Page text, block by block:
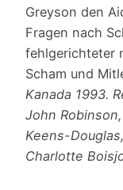
Greyson den
Fragen nach
fehlgerichteter
Scham und
Kanada 1993.
John
Keens-
Charlotte